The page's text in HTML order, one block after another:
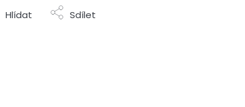
Hlídat Sdílet